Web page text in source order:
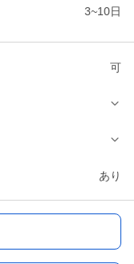
3~10日
可
あり